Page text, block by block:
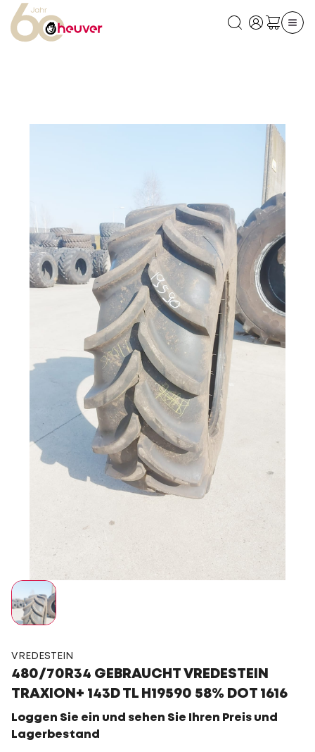
VREDESTEIN
480/70R34 GEBRAUCHT VREDESTEIN
TRAXION+ 143D TL H19590 58% DOT 1616
Loggen Sie ein und sehen Sie Ihren Preis und
Lagerbestand